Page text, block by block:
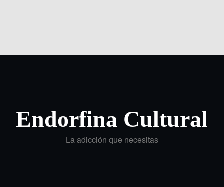
Endorfina Cultural
La adicción que necesitas